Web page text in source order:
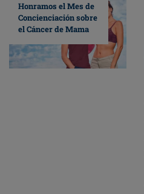
Honramos el Mes de
Concienciación sobre
el Cáncer de Mama